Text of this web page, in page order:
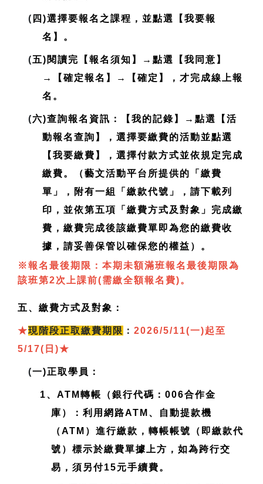
( 四)選擇要報名之課程，並點選【我要報
名】。
(五)閱讀完【報名須知】→點選【我同意】
→【確定報名】→【確定】，才完成線上報
名。
(六)查詢報名資訊：【我的記錄】→點選【活
動報名查詢】，選擇要繳費的活動並點選
【我要繳費】，選擇付款方式並依規定完成
繳費。（藝文活動平台所提供的「繳費
單」，附有一組「繳款代號」，請下載列
印，並依第五項「繳費方式及對象」完成繳
費，繳費完成後該繳費單即為您的繳費收
據，請妥善保管以確保您的權益）。
※報名最後期限：本期未額滿班報名最後期限為
該班第2次上課前(需繳全額報名費)。
五、繳費方式及對象：
★現階段正取繳費期限 ： 2026/5/11(一)起至
5/17(日)★
(一)正取學員：
1、ATM轉帳（銀行代碼：006合作金
庫）：利用網路ATM、自動提款機
（ATM）進行繳款，轉帳帳號（即繳款代
號）標示於繳費單據上方，如為跨行交
易，須另付15元手續費。